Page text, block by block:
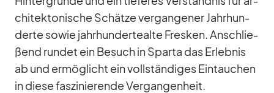
chi­tek­to­ni­sche Schätze ver­gan­ge­ner Jahr­hun­
derte so­wie jahr­hun­der­te­alte Fres­ken. An­schlie­
ßend run­det ein Be­such in Sparta das Er­leb­nis
ab und er­mög­licht ein voll­stän­di­ges Ein­tau­chen
in diese fas­zi­nie­rende Ver­gan­gen­heit.